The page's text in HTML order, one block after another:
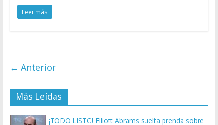
Leer más
← Anterior
Más Leídas
¡TODO LISTO! Elliott Abrams suelta prenda sobre